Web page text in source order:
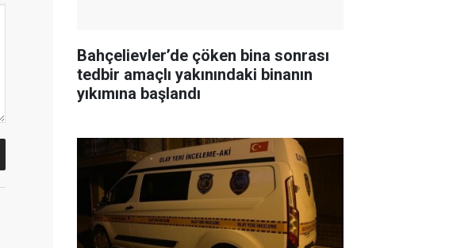
Bahçelievler’de çöken bina sonrası
tedbir amaçlı yakınındaki binanın
yıkımına başlandı